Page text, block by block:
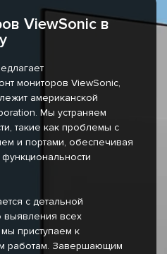
ViewSonic в
мониторов ViewSonic,
американской
Мы устраняем
такие как проблемы с
и портами, обеспечивая
с детальной
выявления всех
приступаем к
работам. Завершающим